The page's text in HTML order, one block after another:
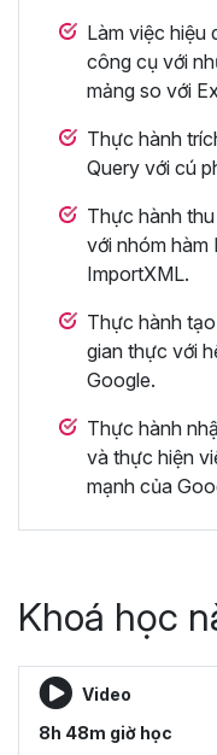
Làm việc hiệu
công cụ với
mảng so với
Thực hành
Query với cú
Thực hành
với nhóm hàm
ImportXML.
Thực hành
gian thực với
Google.
Thực hành
và thực hiện
mạnh của
Khoá học
Video
8h 48m giờ học